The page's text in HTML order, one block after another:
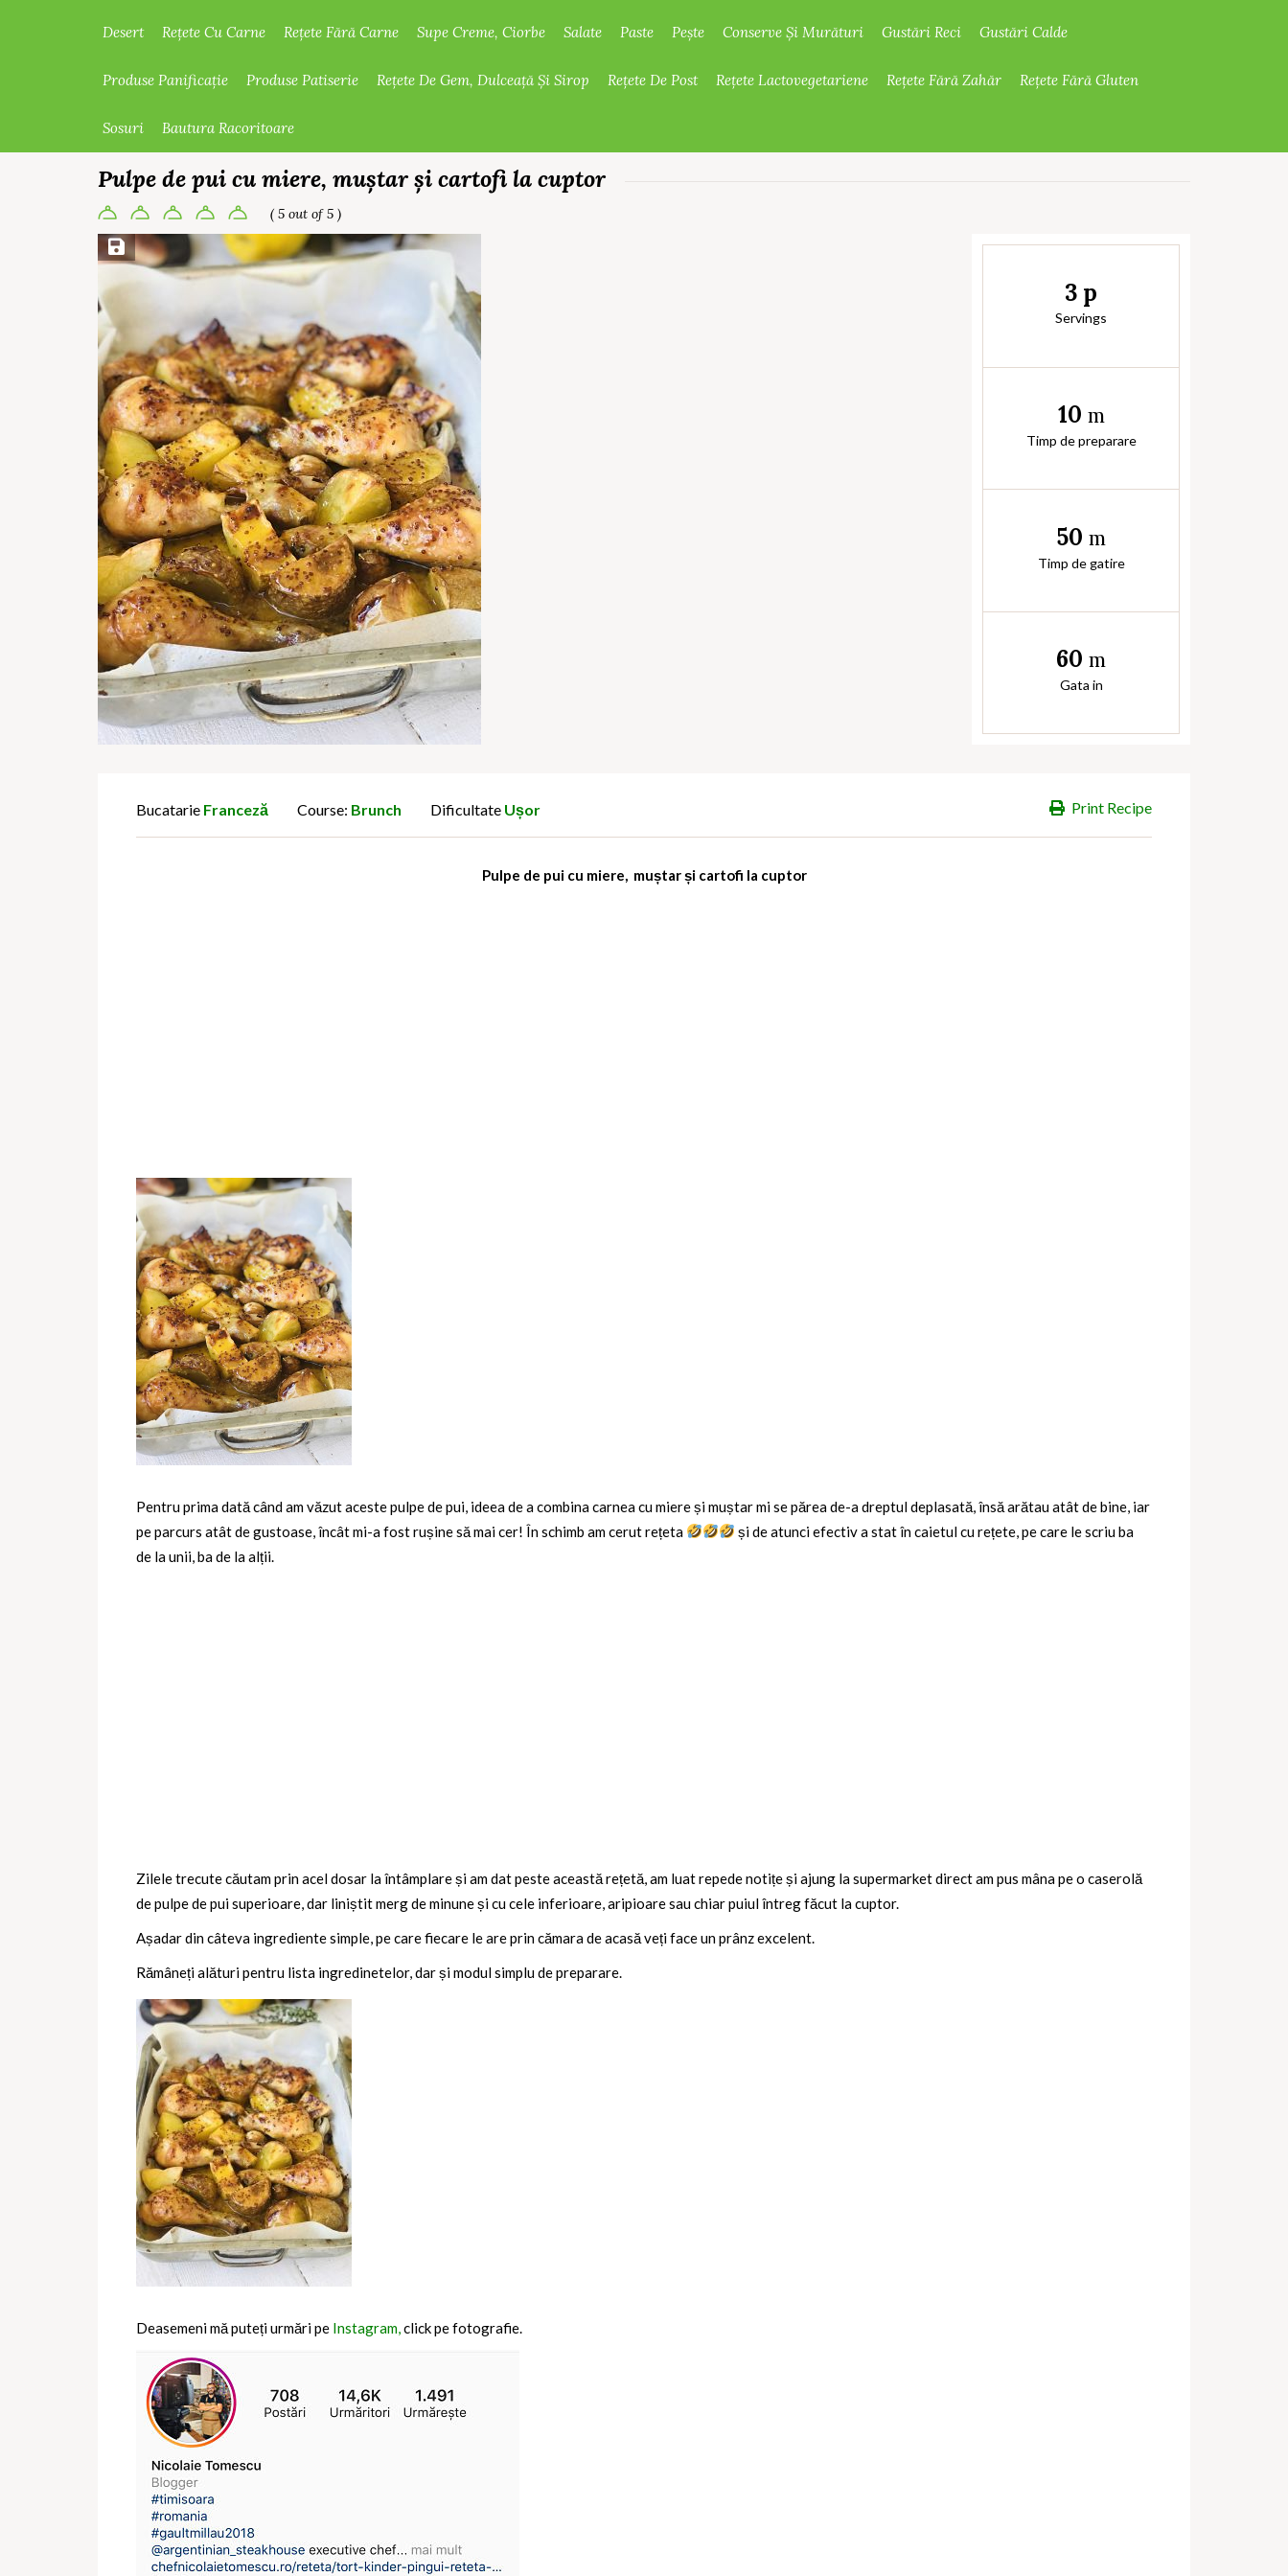
Desert Rețete Cu Carne Rețete Fără Carne Supe Creme, Ciorbe Salate Paste Pește Conserve Și Murături Gustări Reci Gustări Calde
Produse Panificație Produse Patiserie Rețete De Gem, Dulceață Și Sirop Rețete De Post Rețete Lactovegetariene Rețete Fără Zahăr Rețete Fără Gluten
Sosuri Bautura Racoritoare
Pulpe de pui cu miere, muștar și cartofi la cuptor
( 5 out of 5 )
Save Recipe
3 p
Servings
10 m
Timp de preparare
50 m
Timp de gatire
60 m
Gata in
Print Recipe
Bucatarie Franceză Course: Brunch Dificultate Ușor
Pulpe de pui cu miere, muștar și cartofi la cuptor
Pentru prima dată când am văzut aceste pulpe de pui, ideea de a combina carnea cu miere și muștar mi se părea de-a dreptul deplasată, însă arătau atât de bine, iar
pe parcurs atât de gustoase, încât mi-a fost rușine să mai cer! În schimb am cerut rețeta
și de atunci efectiv a stat în caietul cu rețete, pe care le scriu ba
de la unii, ba de la alții.
Zilele trecute căutam prin acel dosar la întâmplare și am dat peste această rețetă, am luat repede notițe și ajung la supermarket direct am pus mâna pe o caserolă
de pulpe de pui superioare, dar liniștit merg de minune și cu cele inferioare, aripioare sau chiar puiul întreg făcut la cuptor.
Așadar din câteva ingrediente simple, pe care fiecare le are prin cămara de acasă veți face un prânz excelent.
Rămâneți alături pentru lista ingredinetelor, dar și modul simplu de preparare.
Deasemeni mă puteți urmări pe Instagram,click pe fotografie.